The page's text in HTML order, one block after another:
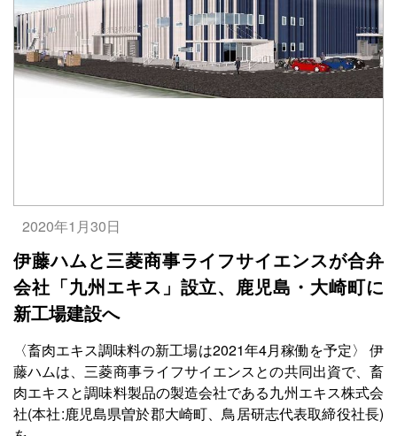
2020年1月30日
伊藤ハムと三菱商事ライフサイエンスが合弁
会社「九州エキス」設立、鹿児島・大崎町に
新工場建設へ
〈畜肉エキス調味料の新工場は2021年4月稼働を予定〉 伊
藤ハムは、三菱商事ライフサイエンスとの共同出資で、畜
肉エキスと調味料製品の製造会社である九州エキス株式会
社(本社:鹿児島県曽於郡大崎町、鳥居研志代表取締役社長)